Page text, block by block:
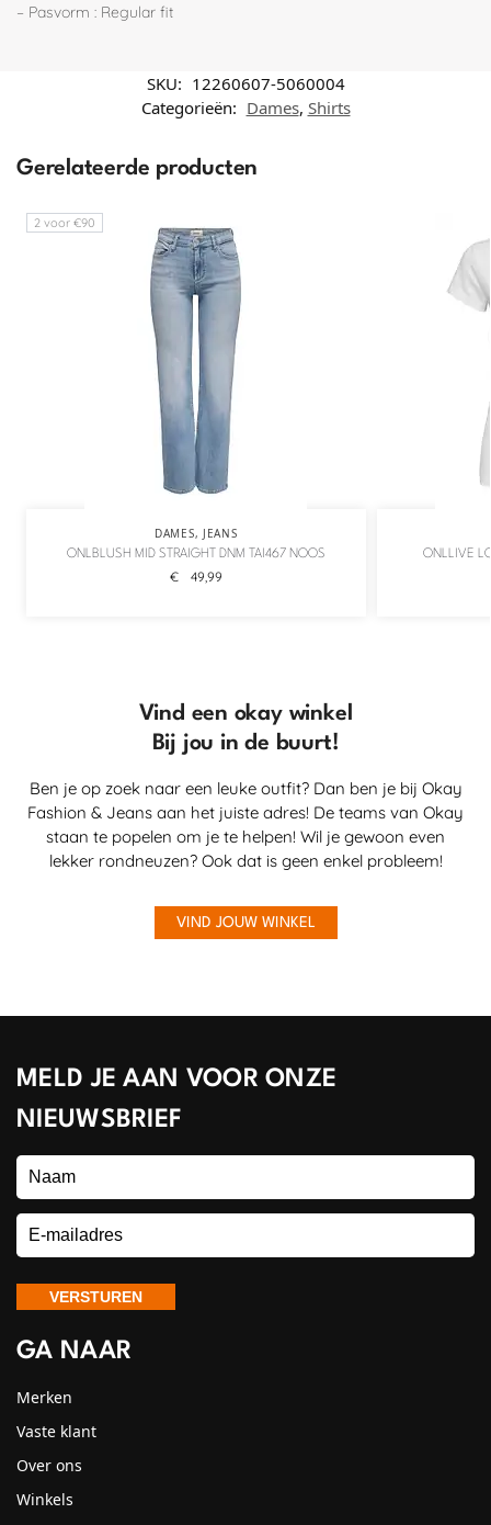
– Pasvorm : Regular fit
SKU: 12260607-5060004
Categorieën: Dames, Shirts
Gerelateerde producten
2 voor €90
DAMES, JEANS
ONLBLUSH MID STRAIGHT DNM TAI467 NOOS
€ 49,99
ONLLIVE
Vind een okay winkel
Bij jou in de buurt!
Ben je op zoek naar een leuke outfit? Dan ben je bij Okay
Fashion & Jeans aan het juiste adres! De teams van Okay
staan te popelen om je te helpen! Wil je gewoon even
lekker rondneuzen? Ook dat is geen enkel probleem!
VIND JOUW WINKEL
MELD JE AAN VOOR ONZE
NIEUWSBRIEF
GA NAAR
Merken
Vaste klant
Over ons
Winkels